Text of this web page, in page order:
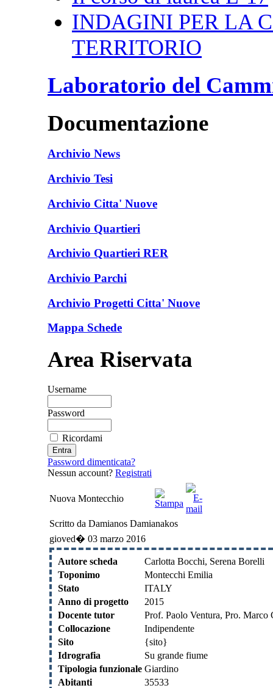
INDAGINI PER LA
TERRITORIO
Laboratorio del
Documentazione
Archivio News
Archivio Tesi
Archivio Citta' Nuove
Archivio Quartieri
Archivio Quartieri RER
Archivio Parchi
Archivio Progetti Citta' Nuove
Mappa Schede
Area Riservata
Username
Password
Ricordami
Password dimenticata?
Nessun account? Registrati
Nuova Montecchio
Scritto da Damianos Damianakos
gioved� 03 marzo 2016
Autore scheda
Carlotta Bocchi, Serena Borelli
Toponimo
Montecchi Emilia
Stato
ITALY
Anno di progetto
2015
Docente tutor
Prof. Paolo Ventura, Pro. Marco
Collocazione
Indipendente
Sito
{sito}
Idrografia
Su grande fiume
Tipologia funzionale Giardino
Abitanti
35533